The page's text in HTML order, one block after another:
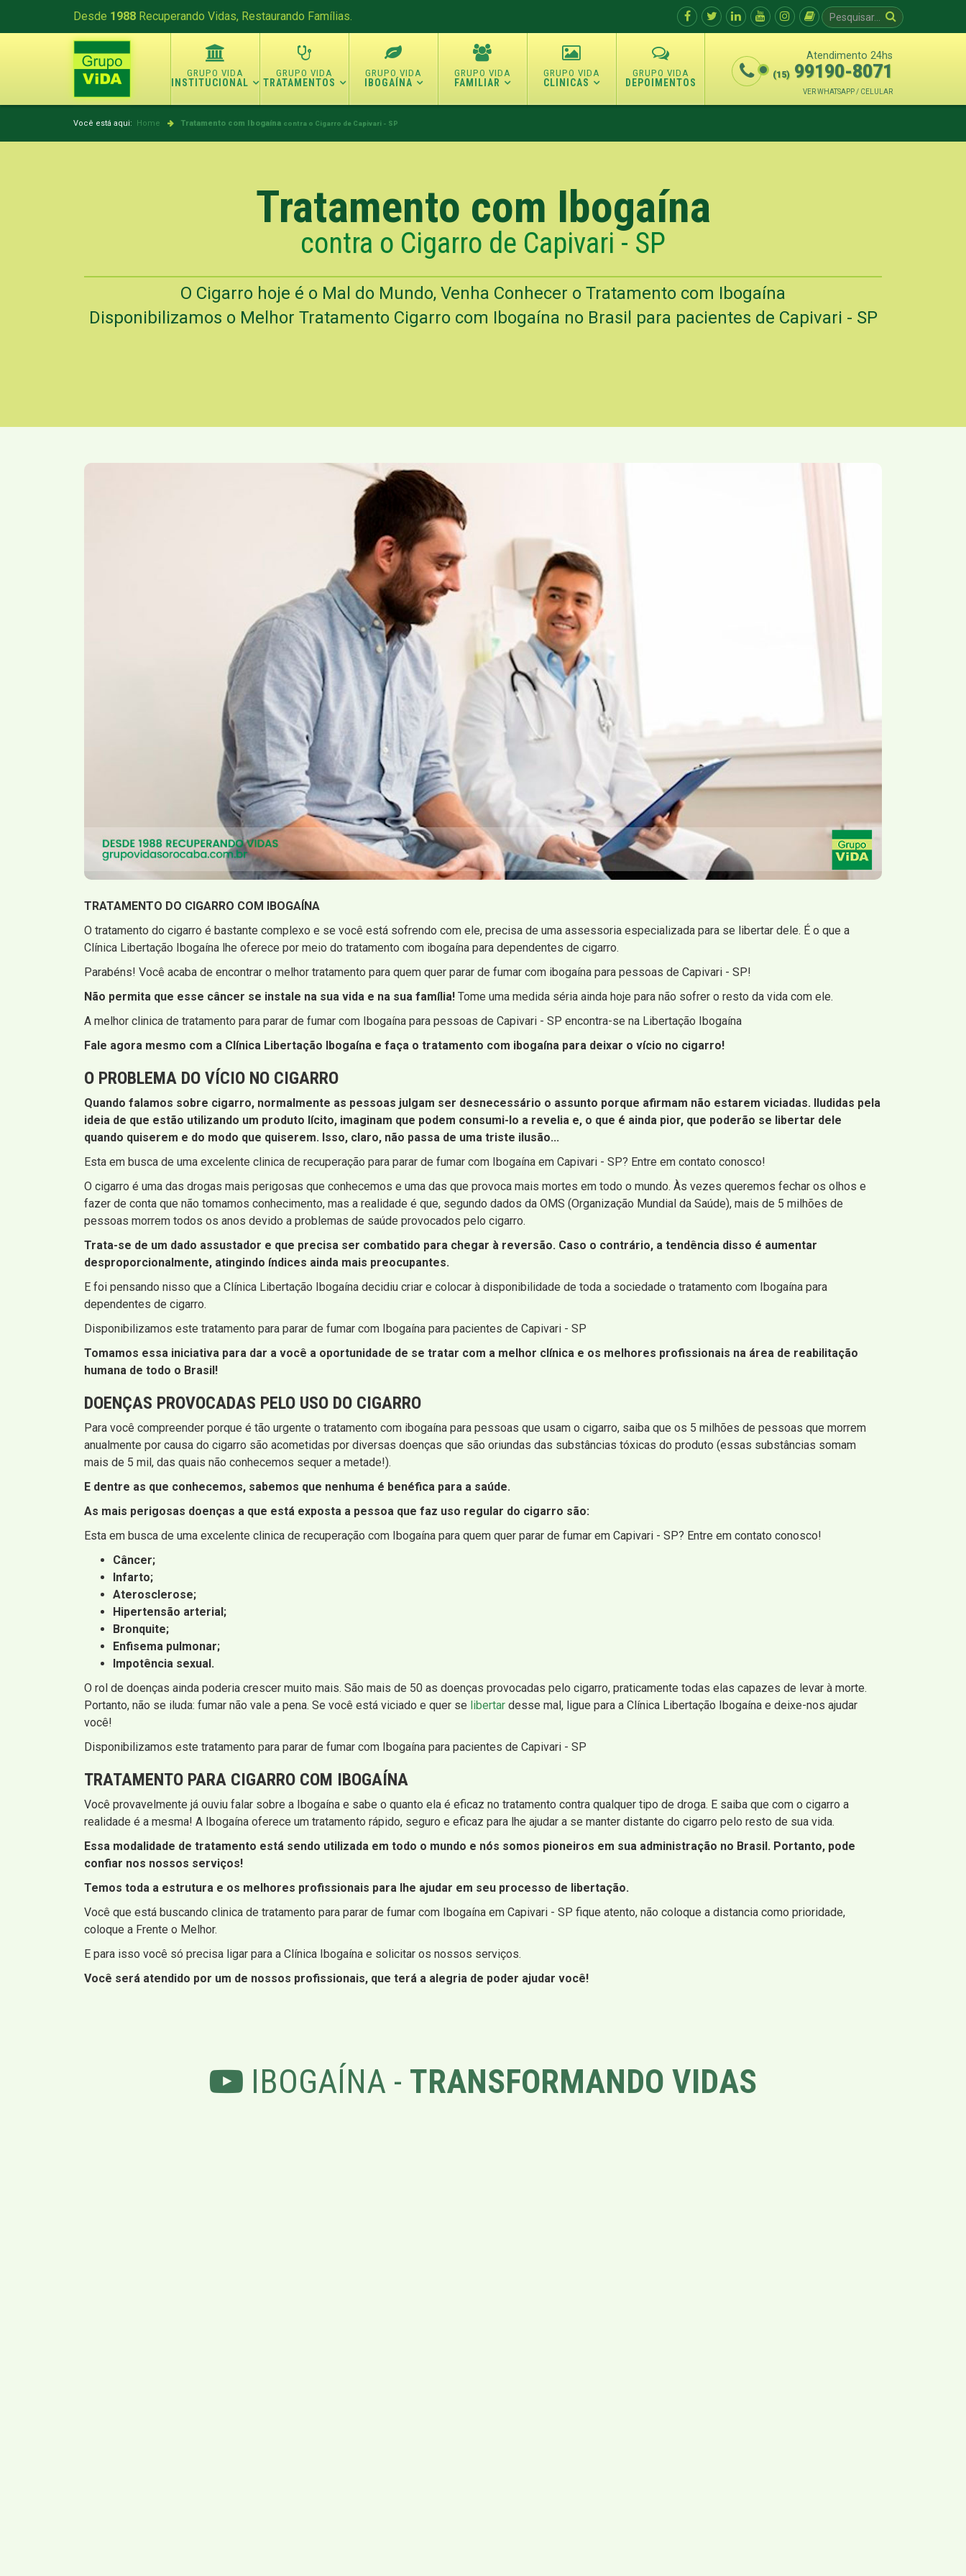
Desde 1988 Recuperando Vidas, Restaurando Famílias.
INSTITUCIONAL TRATAMENTOS IBOGAÍNA FAMILIAR CLINICAS DEPOIMENTOS
Atendimento 24hs
(15) 99190-8071
VER WHATSAPP / CELULAR
Você está aqui: Home Tratamento com Ibogaína contra o Cigarro de Capivari - SP
Tratamento com Ibogaína
contra o Cigarro de Capivari - SP
O Cigarro hoje é o Mal do Mundo, Venha Conhecer o Tratamento com Ibogaína
Disponibilizamos o Melhor Tratamento Cigarro com Ibogaína no Brasil para pacientes de Capivari - SP
TRATAMENTO DO CIGARRO COM IBOGAÍNA
O tratamento do cigarro é bastante complexo e se você está sofrendo com ele, precisa de uma assessoria especializada para se libertar dele. É o que a
Clínica Libertação Ibogaína lhe oferece por meio do tratamento com ibogaína para dependentes de cigarro.
Parabéns! Você acaba de encontrar o melhor tratamento para quem quer parar de fumar com ibogaína para pessoas de Capivari - SP!
Não permita que esse câncer se instale na sua vida e na sua família! Tome uma medida séria ainda hoje para não sofrer o resto da vida com ele.
A melhor clinica de tratamento para parar de fumar com Ibogaína para pessoas de Capivari - SP encontra-se na Libertação Ibogaína
Fale agora mesmo com a Clínica Libertação Ibogaína e faça o tratamento com ibogaína para deixar o vício no cigarro!
O PROBLEMA DO VÍCIO NO CIGARRO
Quando falamos sobre cigarro, normalmente as pessoas julgam ser desnecessário o assunto porque afirmam não estarem viciadas. Iludidas pela
ideia de que estão utilizando um produto lícito, imaginam que podem consumi-lo a revelia e, o que é ainda pior, que poderão se libertar dele
quando quiserem e do modo que quiserem. Isso, claro, não passa de uma triste ilusão...
Esta em busca de uma excelente clinica de recuperação para parar de fumar com Ibogaína em Capivari - SP? Entre em contato conosco!
O cigarro é uma das drogas mais perigosas que conhecemos e uma das que provoca mais mortes em todo o mundo. Às vezes queremos fechar os olhos e
fazer de conta que não tomamos conhecimento, mas a realidade é que, segundo dados da OMS (Organização Mundial da Saúde), mais de 5 milhões de
pessoas morrem todos os anos devido a problemas de saúde provocados pelo cigarro.
Trata-se de um dado assustador e que precisa ser combatido para chegar à reversão. Caso o contrário, a tendência disso é aumentar
desproporcionalmente, atingindo índices ainda mais preocupantes.
E foi pensando nisso que a Clínica Libertação Ibogaína decidiu criar e colocar à disponibilidade de toda a sociedade o tratamento com Ibogaína para
dependentes de cigarro.
Disponibilizamos este tratamento para parar de fumar com Ibogaína para pacientes de Capivari - SP
Tomamos essa iniciativa para dar a você a oportunidade de se tratar com a melhor clínica e os melhores profissionais na área de reabilitação
humana de todo o Brasil!
DOENÇAS PROVOCADAS PELO USO DO CIGARRO
Para você compreender porque é tão urgente o tratamento com ibogaína para pessoas que usam o cigarro, saiba que os 5 milhões de pessoas que morrem
anualmente por causa do cigarro são acometidas por diversas doenças que são oriundas das substâncias tóxicas do produto (essas substâncias somam
mais de 5 mil, das quais não conhecemos sequer a metade!).
E dentre as que conhecemos, sabemos que nenhuma é benéfica para a saúde.
As mais perigosas doenças a que está exposta a pessoa que faz uso regular do cigarro são:
Esta em busca de uma excelente clinica de recuperação com Ibogaína para quem quer parar de fumar em Capivari - SP? Entre em contato conosco!
Câncer;
Infarto;
Aterosclerose;
Hipertensão arterial;
Bronquite;
Enfisema pulmonar;
Impotência sexual.
O rol de doenças ainda poderia crescer muito mais. São mais de 50 as doenças provocadas pelo cigarro, praticamente todas elas capazes de levar à morte.
Portanto, não se iluda: fumar não vale a pena. Se você está viciado e quer se libertar desse mal, ligue para a Clínica Libertação Ibogaína e deixe-nos ajudar
você!
Disponibilizamos este tratamento para parar de fumar com Ibogaína para pacientes de Capivari - SP
TRATAMENTO PARA CIGARRO COM IBOGAÍNA
Você provavelmente já ouviu falar sobre a Ibogaína e sabe o quanto ela é eficaz no tratamento contra qualquer tipo de droga. E saiba que com o cigarro a
realidade é a mesma! A Ibogaína oferece um tratamento rápido, seguro e eficaz para lhe ajudar a se manter distante do cigarro pelo resto de sua vida.
Essa modalidade de tratamento está sendo utilizada em todo o mundo e nós somos pioneiros em sua administração no Brasil. Portanto, pode
confiar nos nossos serviços!
Temos toda a estrutura e os melhores profissionais para lhe ajudar em seu processo de libertação.
Você que está buscando clinica de tratamento para parar de fumar com Ibogaína em Capivari - SP fique atento, não coloque a distancia como prioridade,
coloque a Frente o Melhor.
E para isso você só precisa ligar para a Clínica Ibogaína e solicitar os nossos serviços.
Você será atendido por um de nossos profissionais, que terá a alegria de poder ajudar você!
IBOGAÍNA - TRANSFORMANDO VIDAS